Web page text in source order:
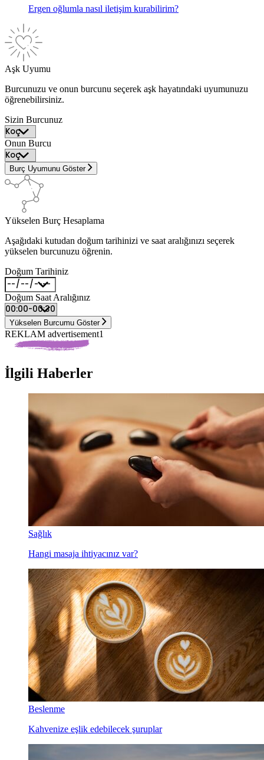
Ergen oğlumla nasıl iletişim kurabilirim?
Aşk Uyumu
Burcunuzu ve onun burcunu seçerek aşk hayatındaki uyumunuzu
öğrenebilirsiniz.
Sizin Burcunuz
Onun Burcu
Burç Uyumunu Göster
Yükselen Burç Hesaplama
Aşağıdaki kutudan doğum tarihinizi ve saat aralığınızı seçerek
yükselen burcunuzu öğrenin.
Doğum Tarihiniz
Doğum Saat Aralığınız
Yükselen Burcumu Göster
REKLAM advertisement1
İlgili Haberler
Sağlık
Hangi masaja ihtiyacınız var?
Beslenme
Kahvenize eşlik edebilecek şuruplar